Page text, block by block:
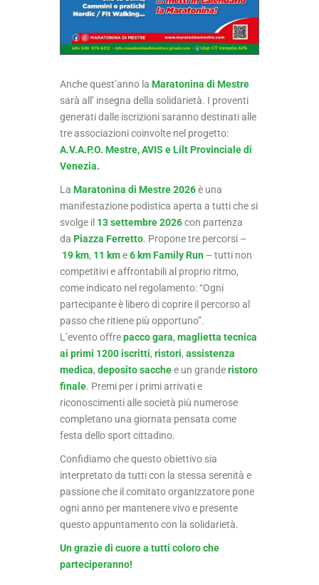
Anche quest’anno la Maratonina di Mestre
sarà all’ insegna della solidarietà. I proventi
generati dalle iscrizioni saranno destinati alle
tre associazioni coinvolte nel progetto:
A.V.A.P.O. Mestre, AVIS e Lilt Provinciale di
Venezia.
La Maratonina di Mestre 2026è una
manifestazione podistica aperta a tutti che si
svolge il 13 settembre 2026con partenza
da Piazza Ferretto. Propone tre percorsi –
19 km, 11 kme6 km Family Run – tutti non
competitivi e affrontabili al proprio ritmo,
come indicato nel regolamento: “Ogni
partecipante è libero di coprire il percorso al
passo che ritiene più opportuno”.
L’evento offrepacco gara, maglietta tecnica
ai primi 1200 iscritti, ristori, assistenza
medica, deposito sacchee un granderistoro
finale. Premi per i primi arrivati e
riconoscimenti alle società più numerose
completano una giornata pensata come
festa dello sport cittadino.
Confidiamo che questo obiettivo sia
interpretato da tutti con la stessa serenità e
passione che il comitato organizzatore pone
ogni anno per mantenere vivo e presente
questo appuntamento con la solidarietà.
Un grazie di cuore a tutti coloro che
parteciperanno!